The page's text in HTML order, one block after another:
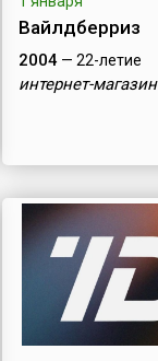
Вайлдберриз
2004— 22-летие
интернет-магазин